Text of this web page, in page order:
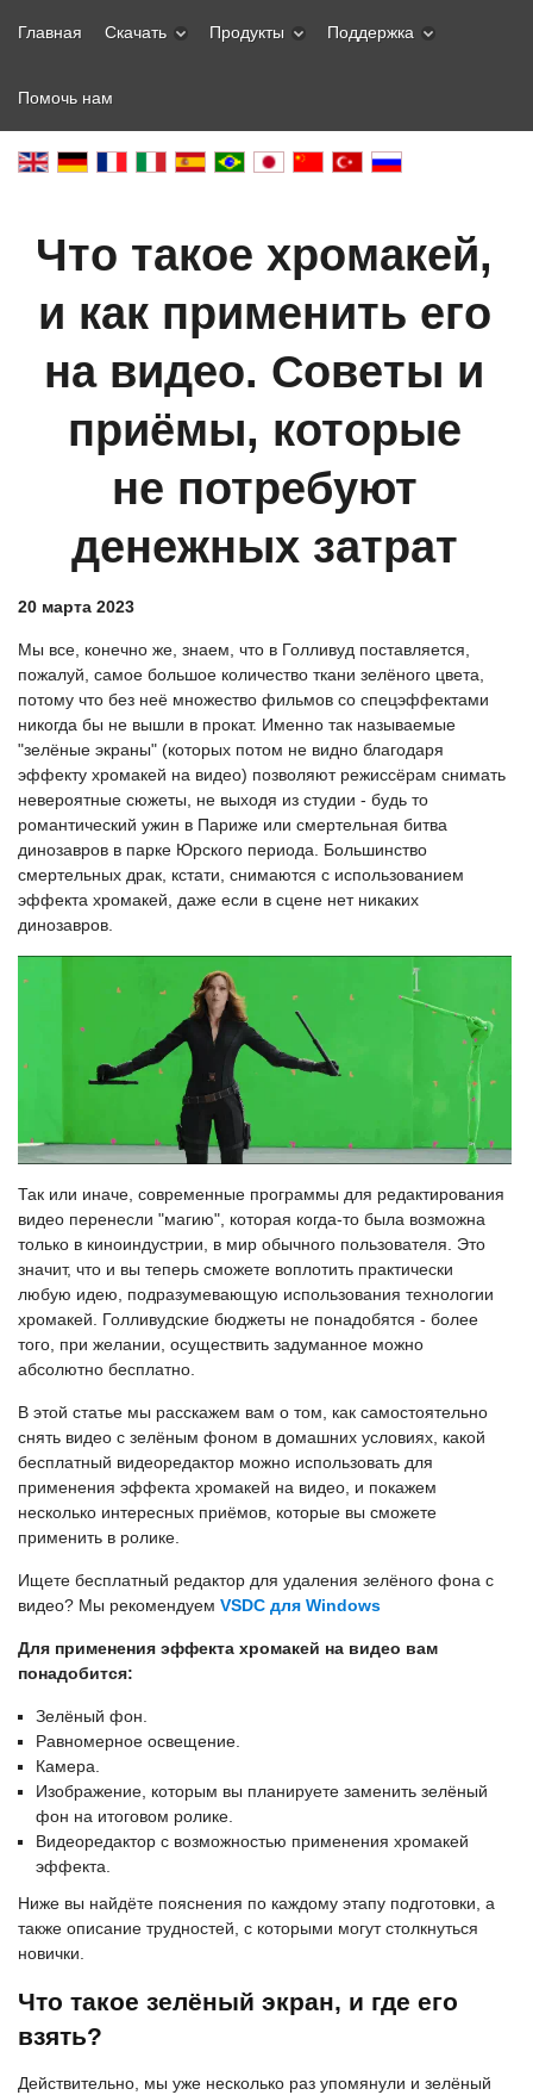
Главная Скачать Продукты Поддержка
Помочь нам
Что такое хромакей,
и как применить его
на видео. Советы и
приёмы, которые
не потребуют
денежных затрат
20 марта 2023
Мы все, конечно же, знаем, что в Голливуд поставляется,
пожалуй, самое большое количество ткани зелёного цвета,
потому что без неё множество фильмов со спецэффектами
никогда бы не вышли в прокат. Именно так называемые
"зелёные экраны" (которых потом не видно благодаря
эффекту хромакей на видео) позволяют режиссёрам снимать
невероятные сюжеты, не выходя из студии - будь то
романтический ужин в Париже или смертельная битва
динозавров в парке Юрского периода. Большинство
смертельных драк, кстати, снимаются с использованием
эффекта хромакей, даже если в сцене нет никаких
динозавров.
Так или иначе, современные программы для редактирования
видео перенесли "магию", которая когда-то была возможна
только в киноиндустрии, в мир обычного пользователя. Это
значит, что и вы теперь сможете воплотить практически
любую идею, подразумевающую использования технологии
хромакей. Голливудские бюджеты не понадобятся - более
того, при желании, осуществить задуманное можно
абсолютно бесплатно.
В этой статье мы расскажем вам о том, как самостоятельно
снять видео с зелёным фоном в домашних условиях, какой
бесплатный видеоредактор можно использовать для
применения эффекта хромакей на видео, и покажем
несколько интересных приёмов, которые вы сможете
применить в ролике.
Ищете бесплатный редактор для удаления зелёного фона с
видео? Мы рекомендуем VSDC для Windows
Для применения эффекта хромакей на видео вам
понадобится:
Зелёный фон.
Равномерное освещение.
Камера.
Изображение, которым вы планируете заменить зелёный
фон на итоговом ролике.
Видеоредактор с возможностью применения хромакей
эффекта.
Ниже вы найдёте пояснения по каждому этапу подготовки, а
также описание трудностей, с которыми могут столкнуться
новички.
Что такое зелёный экран, и где его
взять?
Действительно, мы уже несколько раз упомянули и зелёный